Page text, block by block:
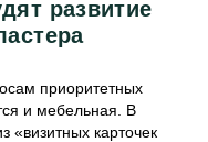
развитие
приоритетных
и мебельная. В
«визитных карточек